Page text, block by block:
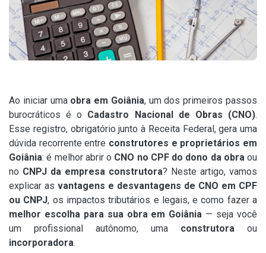
Ao iniciar uma obra em Goiânia, um dos primeiros passos
burocráticos é o Cadastro Nacional de Obras (CNO).
Esse registro, obrigatório junto à Receita Federal, gera uma
dúvida recorrente entre construtores e proprietários em
Goiânia: é melhor abrir o CNO no CPF do dono da obraou
no CNPJ da empresa construtora? Neste artigo, vamos
explicar as vantagens e desvantagens de CNO em CPF
ou CNPJ, os impactos tributários e legais, e como fazer a
melhor escolha para sua obra em Goiânia — seja você
um profissional autônomo, uma construtora ou
incorporadora.